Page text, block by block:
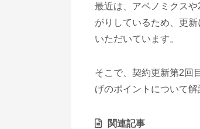
最近は、アベノミクス
がりしているため、更
いただいています。
そこで、契約更新第2回
げのポイントについて解
関連記事